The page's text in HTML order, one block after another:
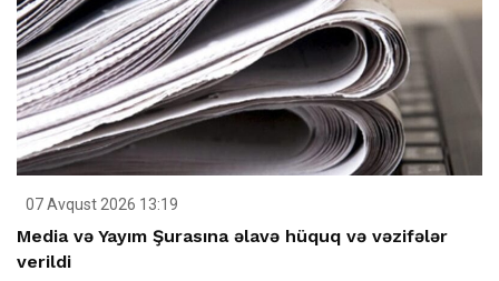
07 Avqust 2026 13:19
Media və Yayım Şurasına əlavə hüquq və vəzifələr
verildi